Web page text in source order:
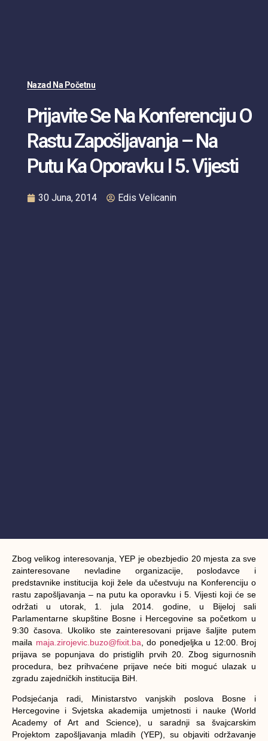
Nazad Na Početnu
Prijavite Se Na Konferenciju O
Rastu Zapošljavanja – Na
Putu Ka Oporavku I 5. Vijesti
30 Juna, 2014 Edis Velicanin
Zbog velikog interesovanja, YEP je obezbjedio 20 mjesta za sve
zainteresovane nevladine organizacije, poslodavce i
predstavnike institucija koji žele da učestvuju na Konferenciju o
rastu zapošljavanja – na putu ka oporavku i 5. Vijesti koji će se
održati u utorak, 1. jula 2014. godine, u Bijeloj sali
Parlamentarne skupštine Bosne i Hercegovine sa početkom u
9:30 časova. Ukoliko ste zainteresovani prijave šaljite putem
maila maja.zirojevic.buzo@fixit.ba , do ponedjeljka u 12:00. Broj
prijava se popunjava do pristiglih prvih 20. Zbog sigurnosnih
procedura, bez prihvaćene prijave neće biti moguć ulazak u
zgradu zajedničkih institucija BiH.
Podsjećanja radi, Ministarstvo vanjskih poslova Bosne i
Hercegovine i Svjetska akademija umjetnosti i nauke (World
Academy of Art and Science), u saradnji sa švajcarskim
Projektom zapošljavanja mladih (YEP), su objaviti održavanje